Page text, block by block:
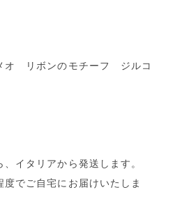
リボンのモチーフ ジルコ
イタリアから発送します。
でご自宅にお届けいたしま